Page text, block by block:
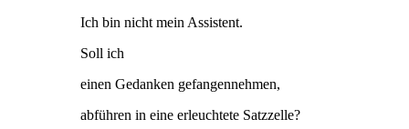
Ich bin nicht mein Assistent.
Soll ich
einen Gedanken gefangennehmen,
abführen in eine erleuchtete Satzzelle?